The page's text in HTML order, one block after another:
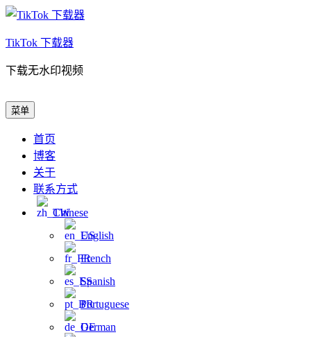
跳
内
容
TikTok 下载器
下载无水印视频
TikTok 下载器
下载无水印视频
菜单
首页
博客
关于
联系方式
Chinese
English
French
Spanish
Portuguese
German